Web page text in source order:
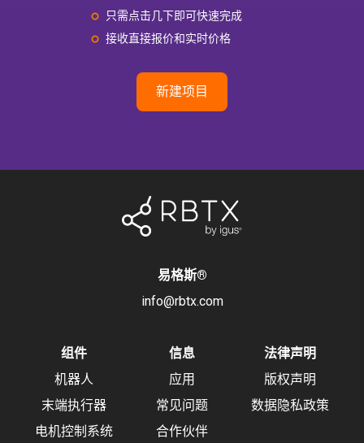
只需点击几下即可快速完成
接收直接报价和实时价格
新建项目
易格斯®
info@rbtx.com
组件
机器人
末端执行器
电机控制系统
信息
应用
常见问题
合作伙伴
法律声明
版权声明
数据隐私政策